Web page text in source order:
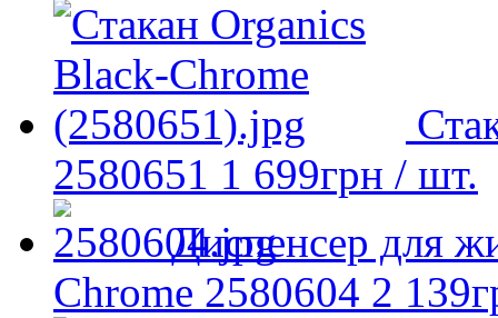
2580651 1 699грн / шт.
Диспенсер для
Chrome 2580604 2 139